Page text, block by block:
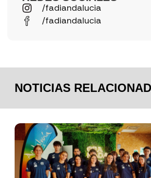
/fadiandalucia
/fadiandalucia
NOTICIAS